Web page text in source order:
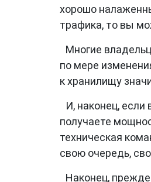
хорошо
трафика, то вы
Многие
по мере
к хранилищу
И, наконец, если
получаете
техническая
свою очередь,
Наконец,